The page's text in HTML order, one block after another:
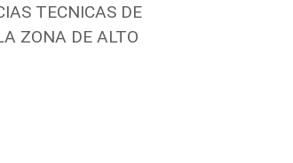
TECNICAS DE
ZONA DE ALTO